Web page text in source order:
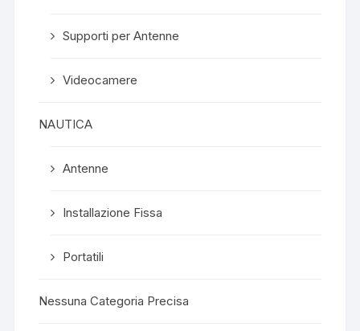
Supporti per Antenne
Videocamere
NAUTICA
Antenne
Installazione Fissa
Portatili
Nessuna Categoria Precisa